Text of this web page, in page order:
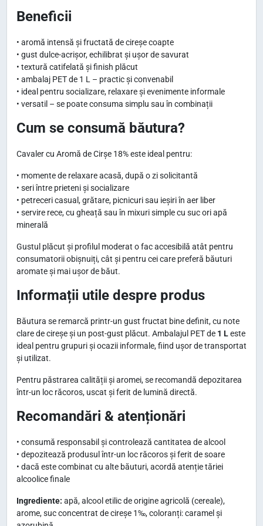
Beneficii
• aromă intensă și fructată de cireșe coapte
• gust dulce-acrișor, echilibrat și ușor de savurat
• textură catifelată și finish plăcut
• ambalaj PET de 1 L – practic și convenabil
• ideal pentru socializare, relaxare și evenimente informale
• versatil – se poate consuma simplu sau în combinații
Cum se consumă băutura?
Cavaler cu Aromă de Cirșe 18% este ideal pentru:
• momente de relaxare acasă, după o zi solicitantă
• seri între prieteni și socializare
• petreceri casual, grătare, picnicuri sau ieșiri în aer liber
• servire rece, cu gheață sau în mixuri simple cu suc ori apă
minerală
Gustul plăcut și profilul moderat o fac accesibilă atât pentru
consumatorii obișnuiți, cât și pentru cei care preferă băuturi
aromate și mai ușor de băut.
Informații utile despre produs
Băutura se remarcă printr-un gust fructat bine definit, cu note
clare de cireșe și un post-gust plăcut. Ambalajul PET de 1 Leste
ideal pentru grupuri și ocazii informale, fiind ușor de transportat
și utilizat.
Pentru păstrarea calității și aromei, se recomandă depozitarea
într-un loc răcoros, uscat și ferit de lumină directă.
Recomandări & atenționări
• consumă responsabil și controlează cantitatea de alcool
• depozitează produsul într-un loc răcoros și ferit de soare
• dacă este combinat cu alte băuturi, acordă atenție tăriei
alcoolice finale
Ingrediente: apă, alcool etilic de origine agricolă (cereale),
arome, suc concentrat de cireșe 1‰, coloranți: caramel și